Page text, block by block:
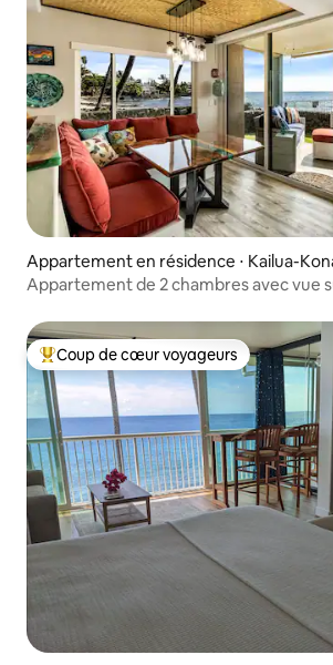
Appartement en résidence ⋅ Kailua-
Appartement de 2 chambres avec vue
Coups de cœur voyageurs les plus
Coup de cœur voyageurs